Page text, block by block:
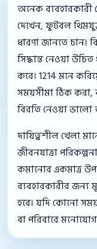
অনেক ব্যবহারকারী
দেখেন, ফুটবল
ধারণা জানতে চান।
সিদ্ধান্ত নেওয়া
করে। 1214 মনে
সময়সীমা ঠিক করা,
বিরতি নেওয়া ভালো
দায়িত্বশীল খেলা
জীবনযাত্রা
কমানোর একমাত্র
ব্যবহারকারীর জন্য
হবে। যদি কোনো
বা পরিবারে